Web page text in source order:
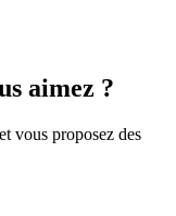
aimez ?
vous proposez des